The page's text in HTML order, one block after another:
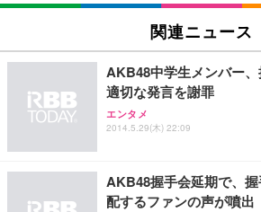
[EdoErgo] オフィスチェア
い 跳ね上げ式アームレスト
キング pc 事務椅子 360度回
ン樹脂ベース 通気性メッシ
(黒網+黒枠+黒足)
￥5,699
SIHOO B100 オフィスチェア
EIZO ビジネス向けプレミア
EV3240X-WT | 31.5型4K
￥105,595
EIZO ビジネス向けプレミア
EV2740X-WT | 27.0型4K
￥109,572
Amazonベーシック ペット
回使い捨て 無香料 ホワイト
Amazonベーシック ペットシ
関連ニュース
AKB48中学生メンバー
適切な発言を謝罪
エンタメ
2014.5.29(木) 22:09
AKB48握手会延期で、
配するファンの声が噴出